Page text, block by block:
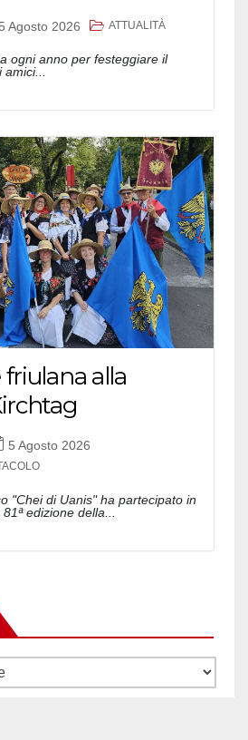
5 Agosto 2026 ATTUALITÀ
ogni anno per festeggiare il
alla
5 Agosto 2026
"Chei di Uanis" ha partecipato in
edizione della...